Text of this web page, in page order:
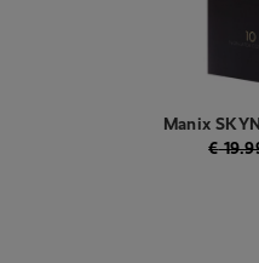
Manix
€